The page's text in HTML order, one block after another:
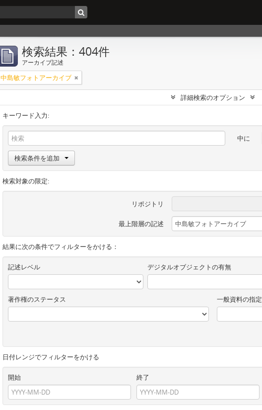
検索結果：404件
アーカイブ記述
中島敏フォトアーカイブ
詳細検索のオプション
キーワード入力:
中に
検索条件を追加
検索対象の限定:
リポジトリ
最上階層の記述
結果に次の条件でフィルターをかける：
記述レベル デジタルオブジェクトの有無
著作権のステータス 一般資料の指定
日付レンジでフィルターをかける
開始
終了